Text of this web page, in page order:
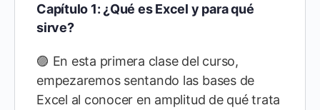
Capítulo 1: ¿Qué es Excel y para qué
sirve?
🟣 En esta primera clase del curso,
empezaremos sentando las bases de
Excel al conocer en amplitud de qué trata